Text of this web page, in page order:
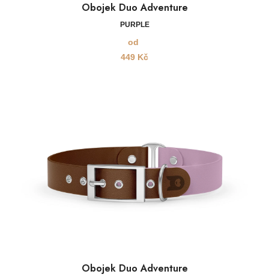
Obojek Duo Adventure
PURPLE
od
449 Kč
Obojek Duo Adventure